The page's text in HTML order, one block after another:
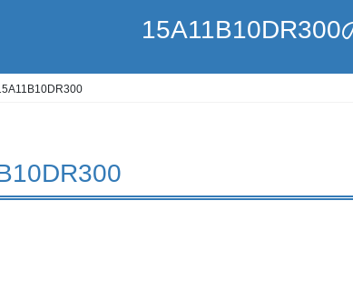
15A11B10DR300